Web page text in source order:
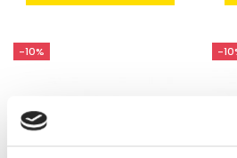
-10% -